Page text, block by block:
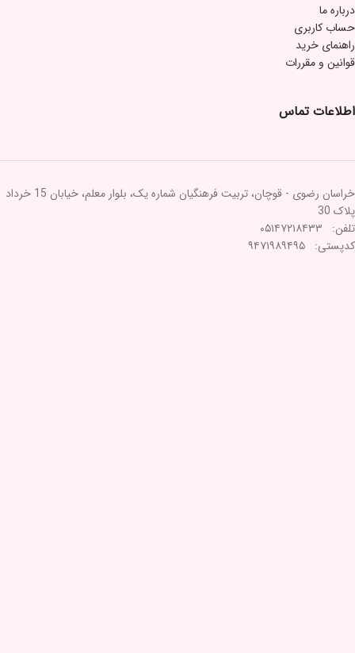
درباره ما
حساب کاربری
راهنمای خرید
قوانین و مقررات
اطلاعات تماس
خراسان رضوی - قوچان، تربیت فرهنگیان شماره یک، بلوار معلم، خیابان 15 خرداد
پلاک 30
تلفن: ۰۵۱۴۷۲۱۸۴۳۳
کدپستی: ۹۴۷۱۹۸۹۴۹۵